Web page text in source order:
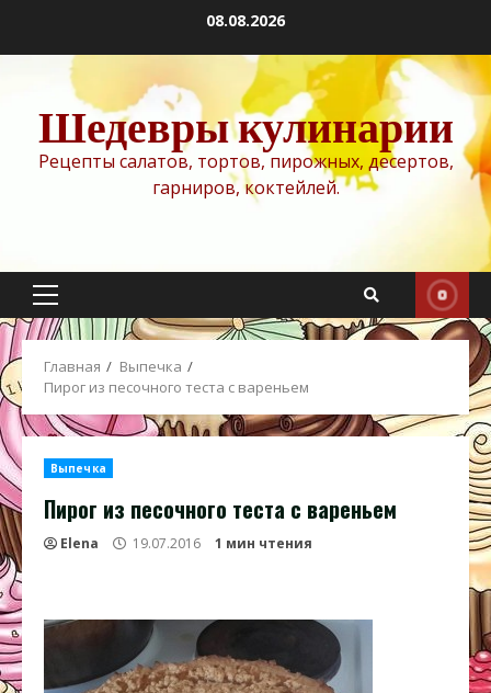
содержимому
08.08.2026
Шедевры кулинарии
Рецепты салатов, тортов, пирожных, десертов,
гарниров, коктейлей.
Основное
меню
Главная
Выпечка
Пирог из песочного теста с вареньем
Выпечка
Пирог из песочного теста с вареньем
Elena 19.07.2016 1 мин чтения